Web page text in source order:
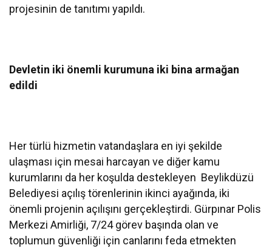
projesinin de tanıtımı yapıldı.
Devletin iki önemli kurumuna iki bina armağan
edildi
Her türlü hizmetin vatandaşlara en iyi şekilde
ulaşması için mesai harcayan ve diğer kamu
kurumlarını da her koşulda destekleyen Beylikdüzü
Belediyesi açılış törenlerinin ikinci ayağında, iki
önemli projenin açılışını gerçekleştirdi. Gürpınar Polis
Merkezi Amirliği, 7/24 görev başında olan ve
toplumun güvenliği için canlarını feda etmekten